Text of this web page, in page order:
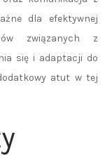
dla efektywnej
związanych z
się i adaptacji do
atut w tej